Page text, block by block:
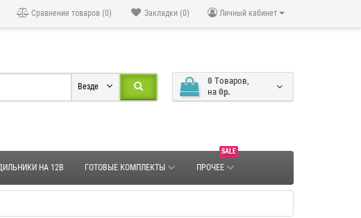
Личный кабинет
Закладки (0)
Сравнение товаров (0)
0 Tоваров,
на 0р.
Везде
НА 12В ГОТОВЫЕ КОМПЛЕКТЫ
SALE
ПРОЧЕЕ